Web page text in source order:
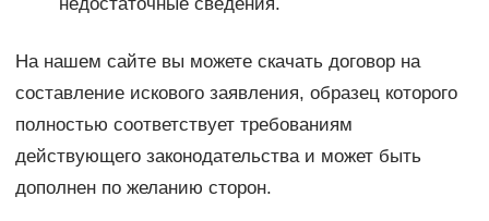
недостаточные сведения.
На нашем сайте вы можете скачать договор на
составление искового заявления, образец которого
полностью соответствует требованиям
действующего законодательства и может быть
дополнен по желанию сторон.